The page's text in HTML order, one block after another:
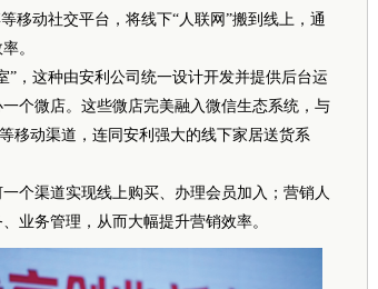
移动社交平台，将线下“人联网”搬到线上，通
。
这种由安利公司统一设计开发并提供后台运
个微店。这些微店完美融入微信生态系统，与
移动渠道，连同安利强大的线下家居送货系
渠道实现线上购买、办理会员加入；营销人
业务管理，从而大幅提升营销效率。